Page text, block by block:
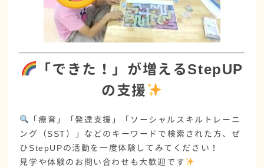
「できた！」が増えるStepUP
の支援
「療育 」「発達支援 」「 ソーシャルスキルトレーニ
ング（SST）
」などのキーワードで検索された方、ぜ
ひStepUPの活動を一度体験してみてください！
見学や体験のお問い合わせも大歓迎です